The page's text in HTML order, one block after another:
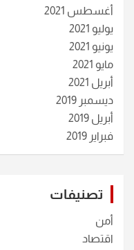
أغسطس 2021
يوليو 2021
يونيو 2021
مايو 2021
أبريل 2021
ديسمبر 2019
أبريل 2019
فبراير 2019
تصنيفات
أمن
اقتصاد